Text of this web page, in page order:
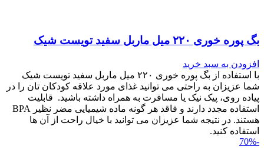
بگ پوره خوری ۲۲۰ میل ماربل سفید تویست شیک
افزودن به سبد خرید
با استفاده از بگ پوره خوری ۲۲۰ میل ماربل سفید تویست شیک
شما عزیزان به راحتی می توانید غذای مورد علاقه کودکان تان را در
پیاده روی، پیک نیک یا مسافرت به همراه داشته باشید. قابلیت
استفاده مجدد دارند و فاقد هر گونه ماده شیمیایی مضر نظیر BPA
هستند. در نتیجه شما عزیزان می توانید با خیال راحت از آن ها
استفاده کنید.
-70%